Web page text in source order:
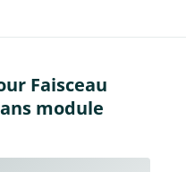
Faisceau
module